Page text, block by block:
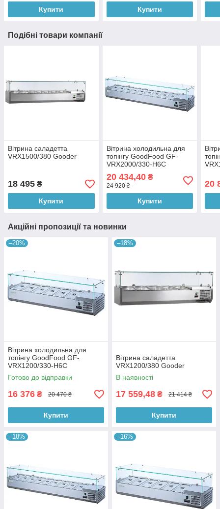
Купити Купити
Подібні товари компанії
Вітрина саладетта
VRX1500/380 Gooder
18 495 ₴
Купити
Вітрина холодильна для
топінгу GoodFood GF-
VRX2000/330-H6C
20 434,40₴
24 920 ₴
Купити
20
Акційні пропозиції та новинки
–20%
Вітрина холодильна для
топінгу GoodFood GF-
VRX1200/330-H6C
Готово до відправки
16 376 ₴ 20 470 ₴
Купити
–18%
Вітрина саладетта
VRX1200/380 Gooder
В наявності
17 559,48 ₴ 21 414 ₴
Купити
–18% –16%